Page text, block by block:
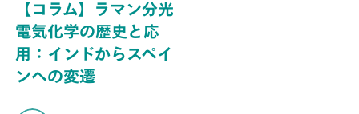
【コラム】ラマン分光
電気化学の歴史と応
用：インドからスペイ
ンへの変遷